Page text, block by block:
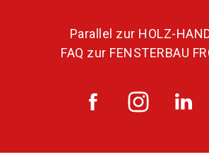
Parallel zur HOLZ-
FAQ zur FENSTERBAU